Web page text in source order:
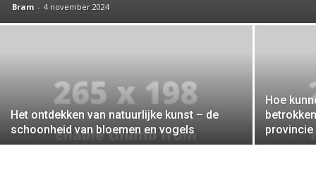
Bram - 4 november 2024
Het ontdekken van natuurlijke kunst – de
schoonheid van bloemen en vogels
Hoe